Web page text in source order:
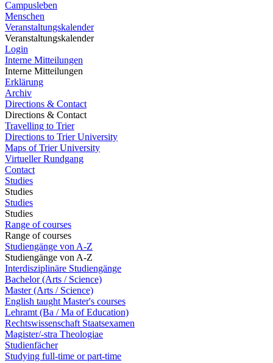
Campusleben
Menschen
Veranstaltungskalender
Veranstaltungskalender
Login
Interne Mitteilungen
Interne Mitteilungen
Erklärung
Archiv
Directions & Contact
Directions & Contact
Travelling to Trier
Directions to Trier University
Maps of Trier University
Virtueller Rundgang
Contact
Studies
Studies
Studies
Studies
Range of courses
Range of courses
Studiengänge von A-Z
Studiengänge von A-Z
Interdisziplinäre Studiengänge
Bachelor (Arts / Science)
Master (Arts / Science)
English taught Master's courses
Lehramt (Ba / Ma of Education)
Rechtswissenschaft Staatsexamen
Magister/-stra Theologiae
Studienfächer
Studying full-time or part-time